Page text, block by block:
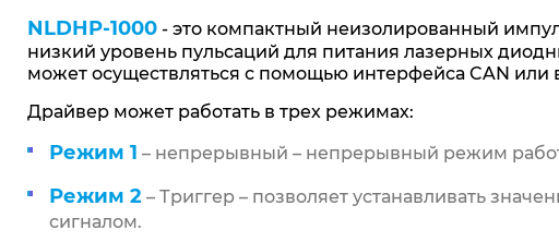
NLDHP-1000 - это компактный неизолированный
низкий уровень пульсаций для питания лазерных
может осуществляться с помощью интерфейса CAN
Драйвер может работать в трех режимах:
Режим 1 – непрерывный – непрерывный режим
Режим 2 – Триггер – позволяет устанавливать
сигналом.